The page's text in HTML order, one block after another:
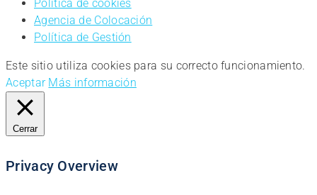
Política de cookies
Agencia de Colocación
Política de Gestión
Este sitio utiliza cookies para su correcto funcionamiento.
Aceptar Más información
Cerrar
Privacy Overview